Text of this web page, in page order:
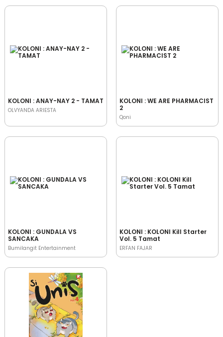
KOLONI : ANAY-NAY 2 - TAMAT
OLVYANDA ARIESTA
KOLONI : WE ARE PHARMACIST
2
Qoni
KOLONI : GUNDALA VS
SANCAKA
Bumilangit Entertainment
KOLONI : KOLONI Kill Starter
Vol. 5 Tamat
ERFAN FAJAR